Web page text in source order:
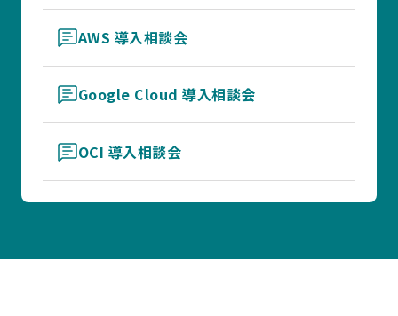
AWS 導入相談会
Google Cloud 導入相談会
OCI 導入相談会